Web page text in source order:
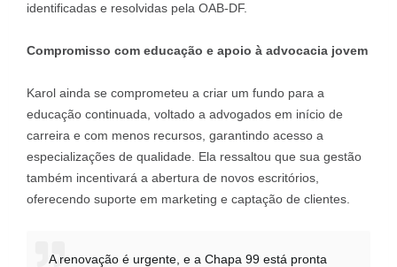
identificadas e resolvidas pela OAB-DF.
Compromisso com educação e apoio à advocacia jovem
Karol ainda se comprometeu a criar um fundo para a
educação continuada, voltado a advogados em início de
carreira e com menos recursos, garantindo acesso a
especializações de qualidade. Ela ressaltou que sua gestão
também incentivará a abertura de novos escritórios,
oferecendo suporte em marketing e captação de clientes.
A renovação é urgente, e a Chapa 99 está pronta